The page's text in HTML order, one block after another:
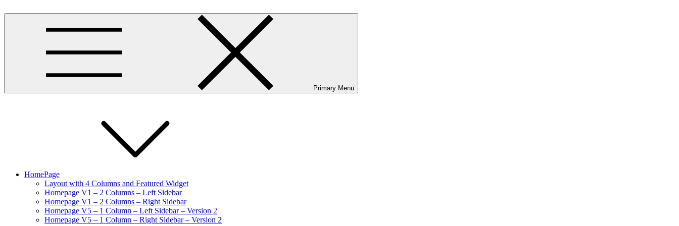
to
Primary Menu
HomePage
Layout with 4 Columns and Featured Widget
Homepage V1 – 2 Columns – Left Sidebar
Homepage V1 – 2 Columns – Right Sidebar
Homepage V5 – 1 Column – Left Sidebar – Version 2
Homepage V5 – 1 Column – Right Sidebar – Version 2